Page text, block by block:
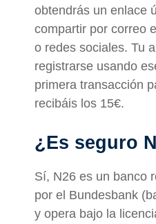
obtendrás un enlace
compartir por correo
o redes sociales. Tu
registrarse usando
primera transacción
recibáis los 15€.
¿Es seguro
Sí, N26 es un banco
por el Bundesbank
y opera bajo la